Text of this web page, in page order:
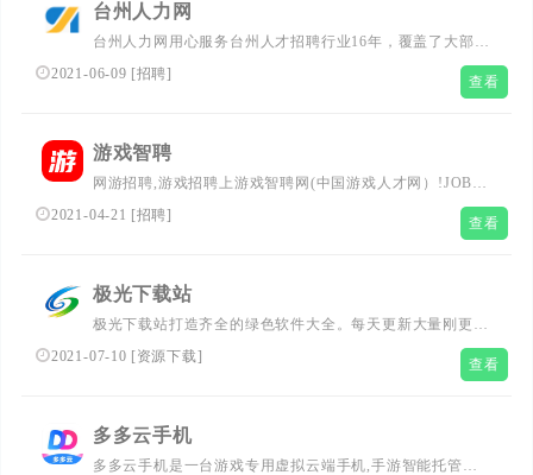
台州人力网
台州人力网用心服务台州人才招聘行业16年，覆盖了大部分
企业招聘信息，采用手机LBS定位技术，量化薪资，帮您找
到家近高薪的工作，在台州，工作上的事情，用台州人力
2021-06-09 [招聘] 查看
游戏智聘
网游招聘,游戏招聘上游戏智聘网(中国游戏人才网）!JOBG
游戏智聘网专注游戏人才网络招聘,游戏公司招聘,是网游人
才招聘,页游招聘,手游招聘,动漫人才招聘,动画人才招聘,UI
2021-04-21 [招聘] 查看
极光下载站
极光下载站打造齐全的绿色软件大全。每天更新大量刚更新
的绿色软件、安卓应用、安卓手机游戏等免费下载。...
2021-07-10 [资源下载] 查看
多多云手机
多多云手机是一台游戏专用虚拟云端手机,手游智能托管助